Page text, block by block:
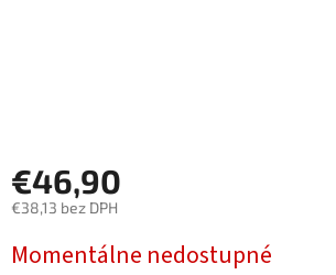
€46,90
€38,13 bez DPH
Momentálne nedostupné